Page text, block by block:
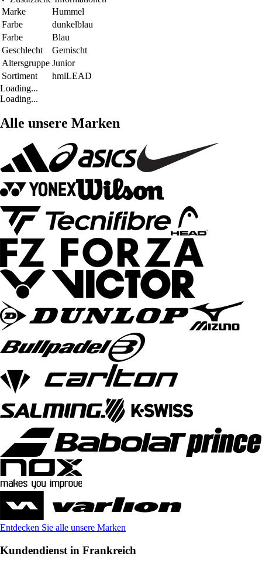
Marke
Hummel
Farbe
dunkelblau
Farbe
Blau
Geschlecht
Gemischt
Altersgruppe Junior
Sortiment
hmlLEAD
Loading...
Loading...
Alle unsere Marken
Entdecken Sie alle unsere Marken
Kundendienst in Frankreich